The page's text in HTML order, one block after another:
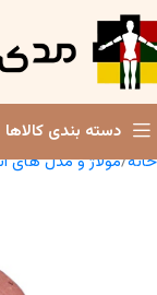
دسته بندی کالاها
خانه مولاژ و مدل های